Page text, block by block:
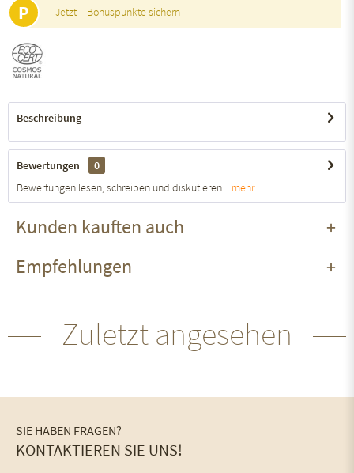
P Jetzt Bonuspunkte sichern
Beschreibung
Bewertungen
0
Bewertungen lesen, schreiben und diskutieren... mehr
Kunden kauften auch
Empfehlungen
Zuletzt angesehen
SIE HABEN FRAGEN?
KONTAKTIEREN SIE UNS!